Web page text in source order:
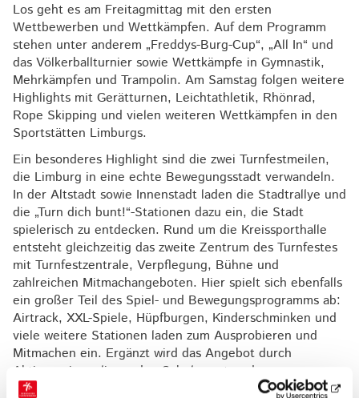
Los geht es am Freitagmittag mit den ersten
Wettbewerben und Wettkämpfen. Auf dem Programm
stehen unter anderem „Freddys-Burg-Cup“, „All In“ und
das Völkerballturnier sowie Wettkämpfe in Gymnastik,
Mehrkämpfen und Trampolin. Am Samstag folgen weitere
Highlights mit Gerätturnen, Leichtathletik, Rhönrad,
Rope Skipping und vielen weiteren Wettkämpfen in den
Sportstätten Limburgs.
Ein besonderes Highlight sind die zwei Turnfestmeilen,
die Limburg in eine echte Bewegungsstadt verwandeln.
In der Altstadt sowie Innenstadt laden die Stadtrallye und
die „Turn dich bunt!“-Stationen dazu ein, die Stadt
spielerisch zu entdecken. Rund um die Kreissporthalle
entsteht gleichzeitig das zweite Zentrum des Turnfestes
mit Turnfestzentrale, Verpflegung, Bühne und
zahlreichen Mitmachangeboten. Hier spielt sich ebenfalls
ein großer Teil des Spiel- und Bewegungsprogramms ab:
Airtrack, XXL-Spiele, Hüpfburgen, Kinderschminken und
viele weitere Stationen laden zum Ausprobieren und
Mitmachen ein. Ergänzt wird das Angebot durch
Aktionen in umliegenden Schulen, etwa das
Kinderturnland oder aus dem Bereich Rope Skipping.